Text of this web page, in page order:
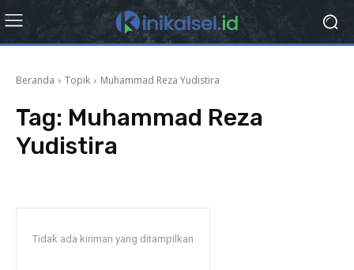
Beranda Topik Muhammad Reza Yudistira
Tag: Muhammad Reza
Yudistira
Tidak ada kiriman yang ditampilkan